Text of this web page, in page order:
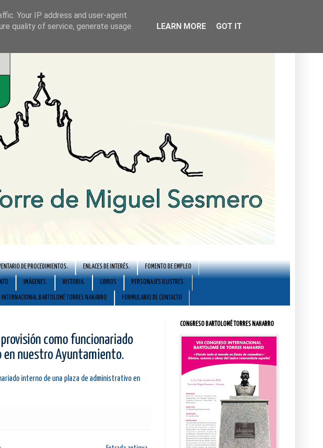
DE PROCEDIMIENTOS. ENLACES DE INTERÉS. FOMENTO DE EMPLEO
IMÁGENES. HISTORIA. LIBROS PERSONAJES ILUSTRES.
INTERNACIONAL BARTOLOMÉ TORRES NAHARRO FORMULARIO DE CONTACTO
como funcionariado
nuestro Ayuntamiento.
interno de una plaza de administrativo en
CONGRESO BARTOLOMÉ TORRES NAHARRO
Your IP address and user-agent
quality of service, generate usage
LEARN MORE GOT IT